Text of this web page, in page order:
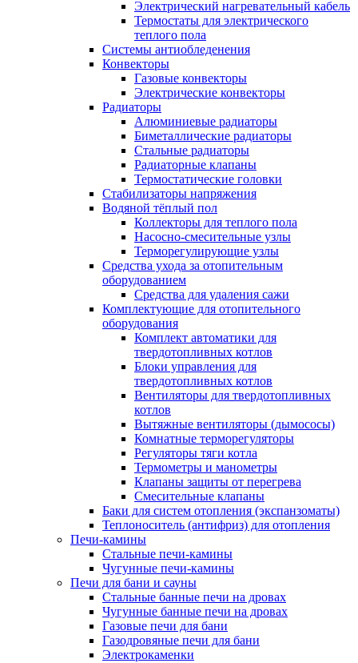
Электрический нагревательный кабель
Термостаты для электрического
теплого пола
Системы антиобледенения
Конвекторы
Газовые конвекторы
Электрические конвекторы
Радиаторы
Алюминиевые радиаторы
Биметаллические радиаторы
Стальные радиаторы
Радиаторные клапаны
Термостатические головки
Стабилизаторы напряжения
Водяной тёплый пол
Коллекторы для теплого пола
Насосно-смесительные узлы
Терморегулирующие узлы
Средства ухода за отопительным
оборудованием
Средства для удаления сажи
Комплектующие для отопительного
оборудования
Комплект автоматики для
твердотопливных котлов
Блоки управления для
твердотопливных котлов
Вентиляторы для твердотопливных
котлов
Вытяжные вентиляторы (дымососы)
Комнатные терморегуляторы
Регуляторы тяги котла
Термометры и манометры
Клапаны защиты от перегрева
Смесительные клапаны
Баки для систем отопления (экспанзоматы)
Теплоноситель (антифриз) для отопления
Печи-камины
Стальные печи-камины
Чугунные печи-камины
Печи для бани и сауны
Стальные банные печи на дровах
Чугунные банные печи на дровах
Газовые печи для бани
Газодровяные печи для бани
Электрокаменки